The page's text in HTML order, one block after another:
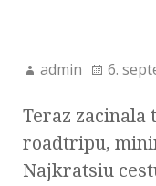
admin 6.
Teraz zacinala
roadtripu,
Najkratsiu